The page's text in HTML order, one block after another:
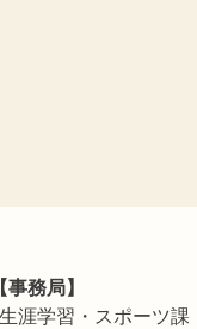
務局】
涯学習・スポーツ課